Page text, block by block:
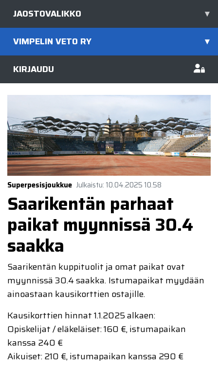
JAOSTOVALIKKO ▾
VIMPELIN VETO RY ▾
KIRJAUDU
Superpesisjoukkue Julkaistu: 10.04.2025 10.58
Saarikentän parhaat
paikat myynnissä 30.4
saakka
Saarikentän kuppituolit ja omat paikat ovat
myynnissä 30.4 saakka. Istumapaikat myydään
ainoastaan kausikorttien ostajille.
Kausikorttien hinnat 1.1.2025 alkaen:
Opiskelijat / eläkeläiset: 160 €, istumapaikan
kanssa 240 €
Aikuiset: 210 €, istumapaikan kanssa 290 €